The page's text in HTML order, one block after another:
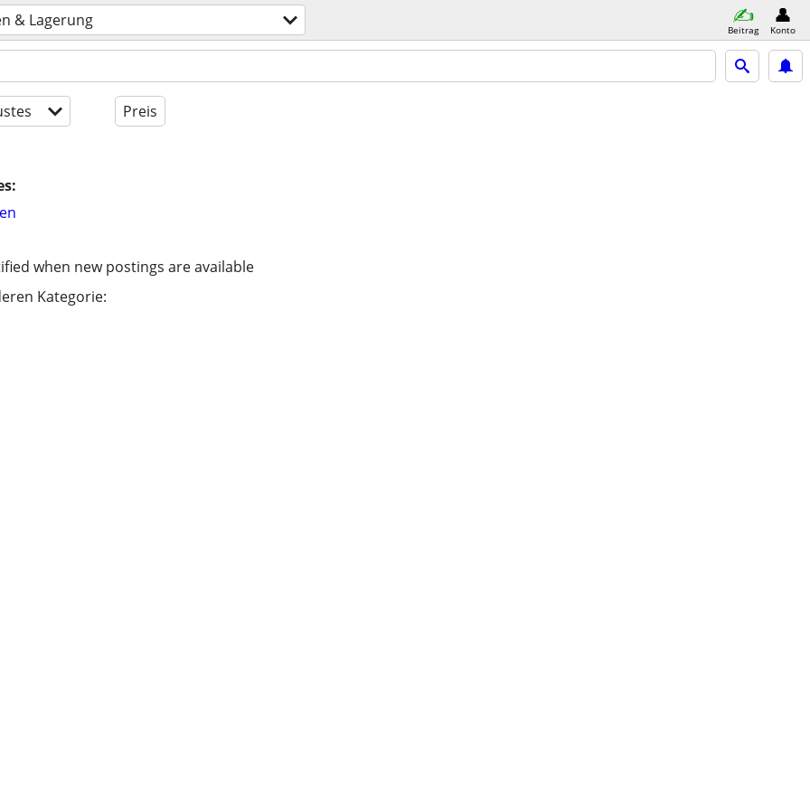
& Lagerung Beitrag Konto
Preis
when new postings are available
Kategorie: